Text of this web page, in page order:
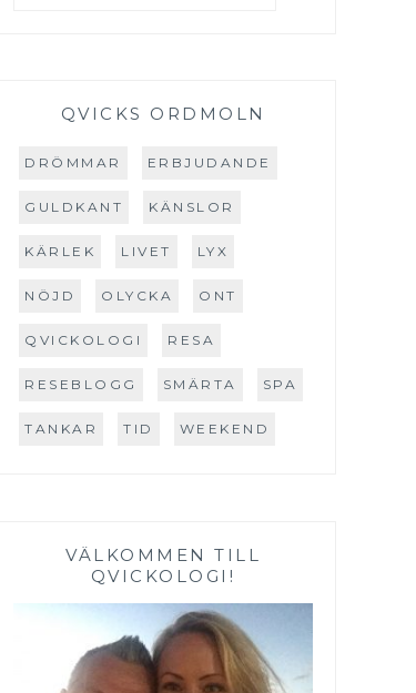
QVICKS ORDMOLN
DRÖMMAR ERBJUDANDE
GULDKANT KÄNSLOR
KÄRLEK LIVET LYX
NÖJD OLYCKA ONT
QVICKOLOGI RESA
RESEBLOGG SMÄRTA SPA
TANKAR TID WEEKEND
VÄLKOMMEN TILL
QVICKOLOGI!